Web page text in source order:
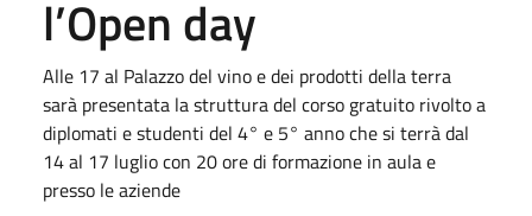
l’Open day
Alle 17 al Palazzo del vino e dei prodotti della terra
sarà presentata la struttura del corso gratuito rivolto a
diplomati e studenti del 4° e 5° anno che si terrà dal
14 al 17 luglio con 20 ore di formazione in aula e
presso le aziende